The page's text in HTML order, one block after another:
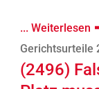
... Weiterlesen
Gerichtsurteile
(2496)